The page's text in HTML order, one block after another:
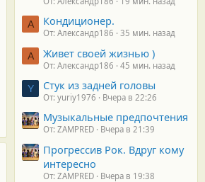
А Кондиционер.
От: Александр186 35 мин. назад
А Живет своей жизнью )
От: Александр186 45 мин. назад
Y Стук из задней головы
От: yuriy1976 Вчера в 22:26
Музыкальные предпочтения
От: ZAMPRED Вчера в 21:39
Прогрессив Рок. Вдруг кому
интересно
От: ZAMPRED Вчера в 19:38